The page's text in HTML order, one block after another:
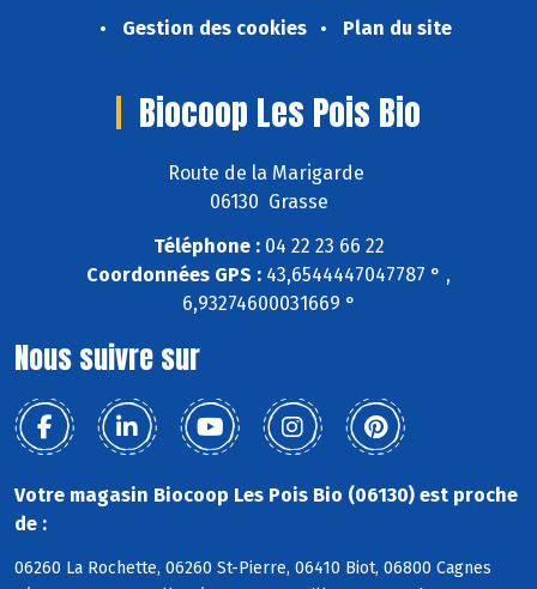
Gestion des cookies
Plan du site
Biocoop Les Pois Bio
Route de la Marigarde
06130 Grasse
Téléphone :04 22 23 66 22
Coordonnées GPS : 43,6544447047787 ° ,
6,93274600031669 °
Nous suivre sur
Votre magasin Biocoop Les Pois Bio (06130) est proche
de :
06260 La Rochette, 06260 St-Pierre, 06410 Biot, 06800 Cagnes